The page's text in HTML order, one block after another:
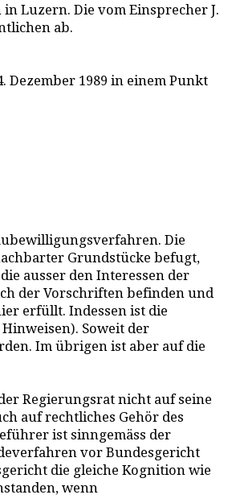
Luzern. Die vom Einsprecher J.
ab.
Dezember 1989 in einem Punkt
Die
Grundstücke befugt,
ausser den Interessen der
der Vorschriften befinden und
erfüllt. Indessen ist die
Soweit der
Im übrigen ist aber auf die
Regierungsrat nicht auf seine
auf rechtliches Gehör des
ist sinngemäss der
vor Bundesgericht
die gleiche Kognition wie
wenn